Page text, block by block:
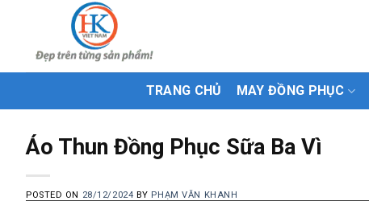
content
TRANG CHỦ MAY ĐỒNG PHỤC
Áo Thun Đồng Phục Sữa Ba Vì
POSTED ON 28/12/2024 BY PHẠM VĂN KHANH